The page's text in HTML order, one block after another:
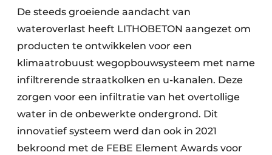
De steeds groeiende aandacht van
wateroverlast heeft LITHOBETON aangezet om
producten te ontwikkelen voor een
klimaatrobuust wegopbouwsysteem met name
infiltrerende straatkolken en u-kanalen. Deze
zorgen voor een infiltratie van het overtollige
water in de onbewerkte ondergrond. Dit
innovatief systeem werd dan ook in 2021
bekroond met de FEBE Element Awards voor